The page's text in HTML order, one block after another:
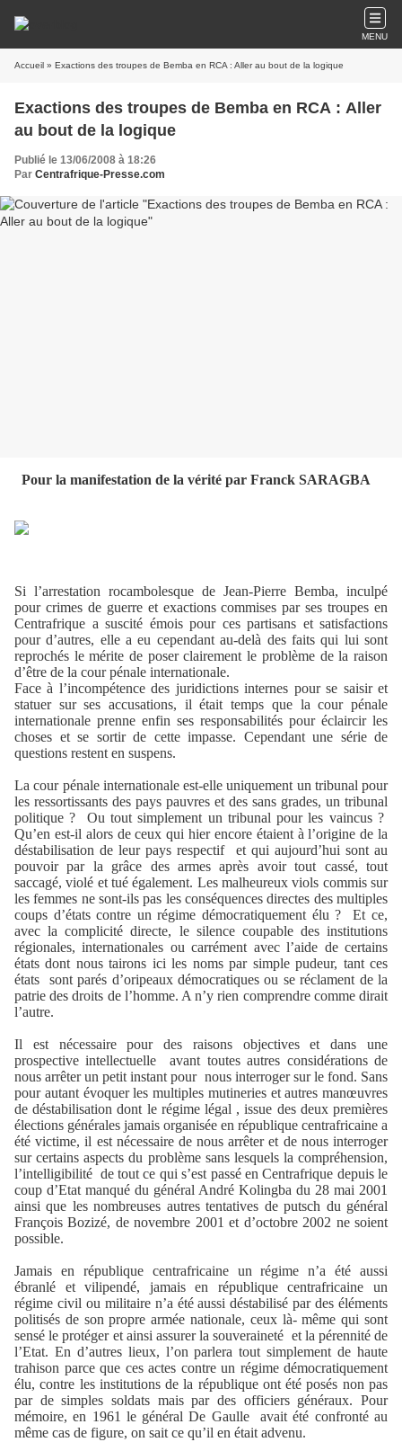
MENU
Accueil » Exactions des troupes de Bemba en RCA : Aller au bout de la logique
Exactions des troupes de Bemba en RCA : Aller
au bout de la logique
Publié le 13/06/2008 à 18:26
Par Centrafrique-Presse.com
Pour la manifestation de la vérité par Franck SARAGBA
Si l’arrestation rocambolesque de Jean-Pierre Bemba, inculpé
pour crimes de guerre et exactions commises par ses troupes en
Centrafrique a suscité émois pour ces partisans et satisfactions
pour d’autres, elle a eu cependant au-delà des faits qui lui sont
reprochés le mérite de poser clairement le problème de la raison
d’être de la cour pénale internationale.
Face à l’incompétence des juridictions internes pour se saisir et
statuer sur ses accusations, il était temps que la cour pénale
internationale prenne enfin ses responsabilités pour éclaircir les
choses et se sortir de cette impasse. Cependant une série de
questions restent en suspens.
La cour pénale internationale est-elle uniquement un tribunal pour
les ressortissants des pays pauvres et des sans grades, un tribunal
politique ?
Ou tout simplement un tribunal pour les vaincus ?
Qu’en est-il alors de ceux qui hier encore étaient à l’origine de la
déstabilisation de leur pays respectif
et qui aujourd’hui sont au
pouvoir par la grâce des armes après avoir tout cassé, tout
saccagé, violé et tué également. Les malheureux viols commis sur
les femmes ne sont-ils pas les conséquences directes des multiples
coups d’états contre un régime démocratiquement élu ?
Et ce,
avec la complicité directe, le silence coupable des institutions
régionales, internationales ou carrément avec l’aide de certains
états dont nous tairons ici les noms par simple pudeur, tant ces
états
sont parés d’oripeaux démocratiques ou se réclament de la
patrie des droits de l’homme. A n’y rien comprendre comme dirait
l’autre.
Il est nécessaire pour des raisons objectives et dans une
prospective intellectuelle
avant toutes autres considérations de
nous arrêter un petit instant pour nous interroger sur le fond. Sans
pour autant évoquer les multiples mutineries et autres manœuvres
de déstabilisation dont le régime légal , issue des deux premières
élections générales jamais organisée en république centrafricaine a
été victime, il est nécessaire de nous arrêter et de nous interroger
sur certains aspects du problème sans lesquels la compréhension,
l’intelligibilité de tout ce qui s’est passé en Centrafrique depuis le
coup d’Etat manqué du général André Kolingba du 28 mai 2001
ainsi que les nombreuses autres tentatives de putsch du général
François Bozizé, de novembre 2001 et d’octobre 2002 ne soient
possible.
Jamais en république centrafricaine un régime n’a été aussi
ébranlé et vilipendé, jamais en république centrafricaine un
régime civil ou militaire n’a été aussi déstabilisé par des éléments
politisés de son propre armée nationale, ceux là- même qui sont
sensé le protéger et ainsi assurer la souveraineté et la pérennité de
l’Etat. En d’autres lieux, l’on parlera tout simplement de haute
trahison parce que ces actes contre un régime démocratiquement
élu, contre les institutions de la république ont été posés non pas
par de simples soldats mais par des officiers généraux. Pour
mémoire, en 1961 le général De Gaulle
avait été confronté au
même cas de figure, on sait ce qu’il en était advenu.